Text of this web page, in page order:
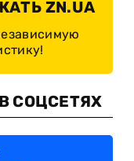
ZN.UA
СОЦСЕТЯХ